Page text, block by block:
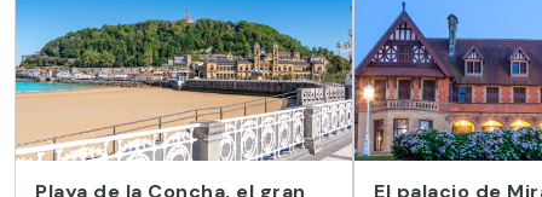
Playa de la Concha, el gran
El palacio de